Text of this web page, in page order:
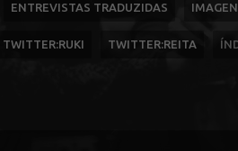
ENTREVISTAS TRADUZIDAS
TWITTER:RUKI TWITTER:REITA